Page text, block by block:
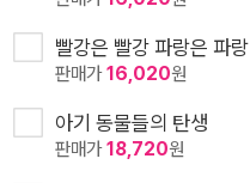
빨강은 빨강 파랑은 파랑
판매가16,020원
아기 동물들의 탄생
판매가18,720원